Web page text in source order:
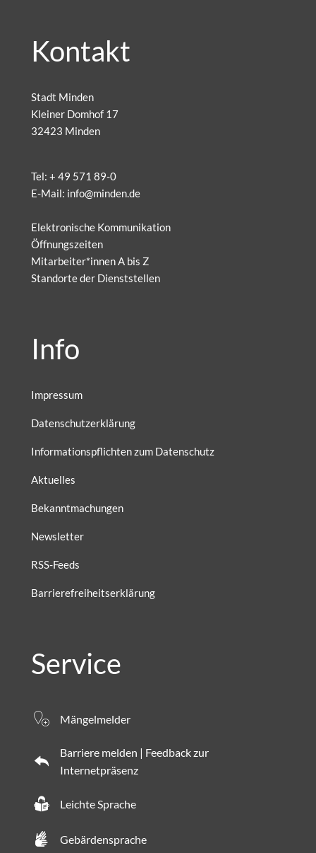
Kontakt
Stadt Minden
Kleiner Domhof 17
32423 Minden
Tel: + 49 571 89-0
E-Mail: info@minden.de
Elektronische Kommunikation
Öffnungszeiten
Mitarbeiter*innen A bis Z
Standorte der Dienststellen
Info
Impressum
Datenschutzerklärung
Informationspflichten zum Datenschutz
Aktuelles
Bekanntmachungen
Newsletter
RSS-Feeds
Barrierefreiheitserklärung
Service
Mängelmelder
Barriere melden | Feedback zur
Internetpräsenz
Leichte Sprache
Gebärdensprache